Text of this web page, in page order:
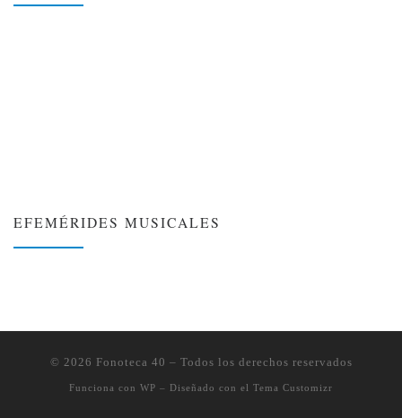
EFEMÉRIDES MUSICALES
© 2026 Fonoteca 40 – Todos los derechos reservados
Funciona con WP – Diseñado con el Tema Customizr